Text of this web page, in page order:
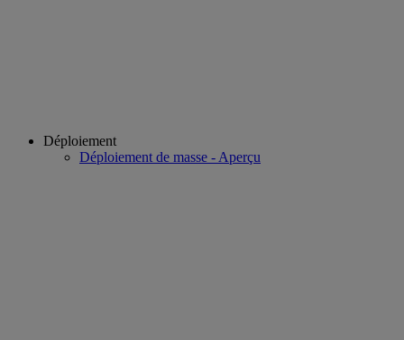
Déploiement
Déploiement de masse - Aperçu